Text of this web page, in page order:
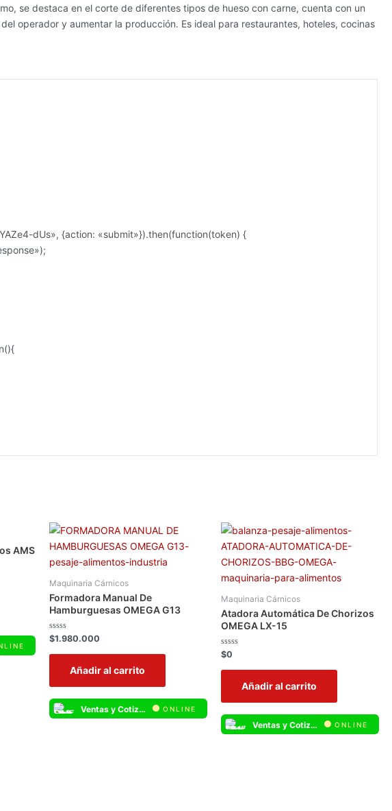
se destaca en el corte de diferentes tipos de hueso con carne, cuenta con un
operador y aumentar la producción. Es ideal para restaurantes, hoteles, cocinas
dUs», {action: «submit»}).then(function(token) {
AMS
Maquinaria Cárnicos
Formadora Manual De
Hamburguesas OMEGA G13
Valorado
0
$1.980.000
Añadir al carrito
Ventas y Cotizaciones Whatsapp ONLINE
Maquinaria Cárnicos
Atadora Automática De Chorizos
OMEGA LX-15
Valorado
0
$0
Añadir al carrito
Ventas y Cotizaciones Whatsapp ONLINE